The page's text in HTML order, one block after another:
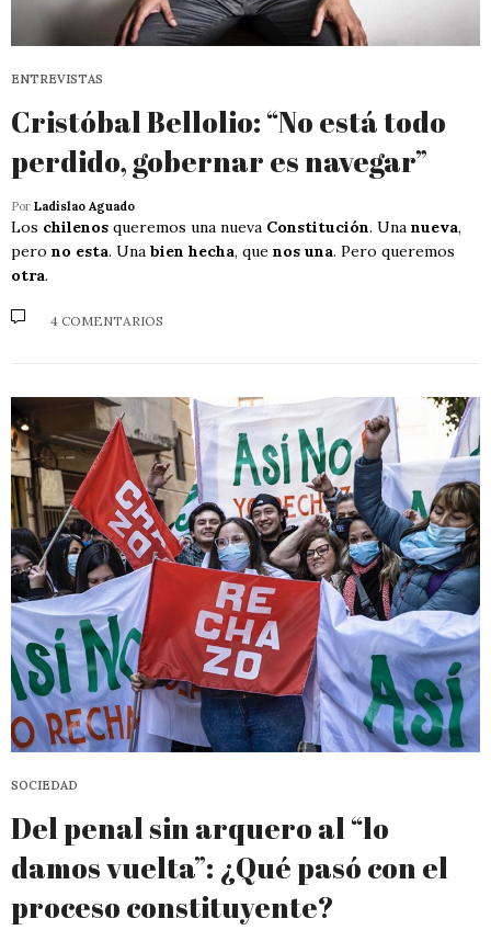
ENTREVISTAS
Cristóbal Bellolio: “No está todo
perdido, gobernar es navegar”
Por Ladislao Aguado
Los chilenos queremos una nueva Constitución. Una nueva,
pero no esta. Una bien hecha, que nos una. Pero queremos
otra.
4 COMENTARIOS
SOCIEDAD
Del penal sin arquero al “lo
damos vuelta”: ¿Qué pasó con el
proceso constituyente?